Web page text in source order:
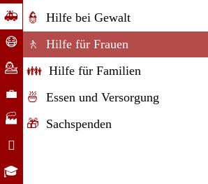
Migration
&
Immigration
🚑
Notfälle
😷
Corona-
💁
Beratung
💼
Arbeitsmarkt
🏭
Unternehmen

Alltag
🎓
👮
Hilfe bei Gewalt
🚶
Hilfe für Frauen
👪 Hilfe für Familien
🍜
Essen und Versorgung
🎁 Sachspenden